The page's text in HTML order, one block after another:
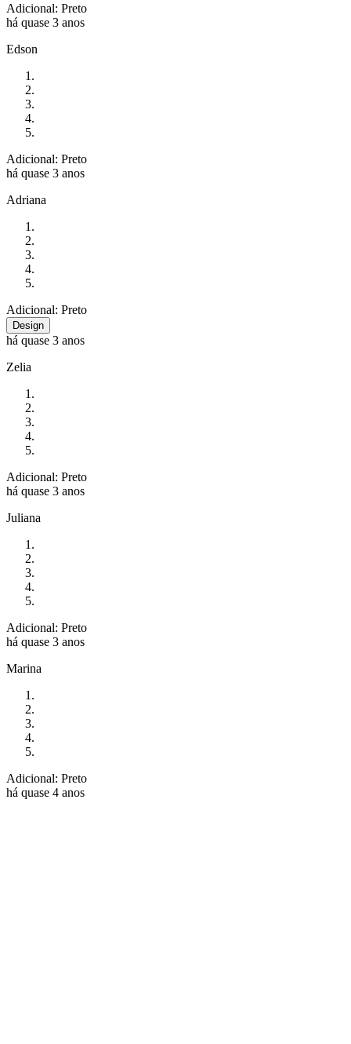
Adicional: Preto
há quase 3 anos
Edson
Adicional: Preto
há quase 3 anos
Adriana
Adicional: Preto
Design
há quase 3 anos
Zelia
Adicional: Preto
há quase 3 anos
Juliana
Adicional: Preto
há quase 3 anos
Marina
Adicional: Preto
há quase 4 anos